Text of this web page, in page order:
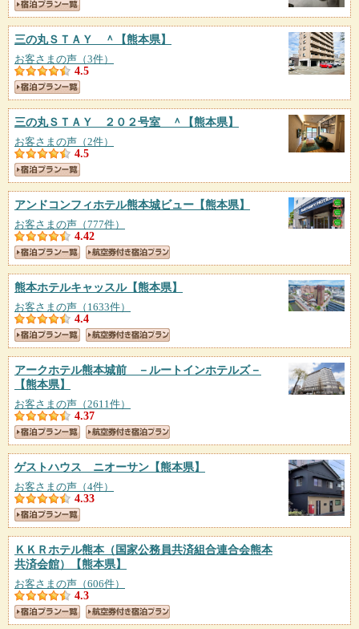
三の丸ＳＴＡＹ ＾ 【熊本県】
お客さまの声（3件）
4.5
三の丸ＳＴＡＹ ２０２号室 ＾ 【熊本県】
お客さまの声（2件）
4.5
アンドコンフィホテル熊本城ビュー 【熊本県】
お客さまの声（777件）
4.42
熊本ホテルキャッスル【熊本県】
お客さまの声（1633件）
4.4
アークホテル熊本城前 －ルートインホテルズ－
【熊本県】
お客さまの声（2611件）
4.37
ゲストハウス ニオーサン 【熊本県】
お客さまの声（4件）
4.33
ＫＫＲホテル熊本（国家公務員共済組合連合会熊本
共済会館）
【熊本県】
お客さまの声（606件）
4.3